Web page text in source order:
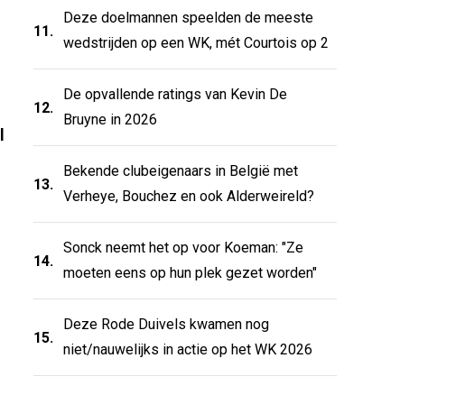
11.
Deze doelmannen speelden de meeste
wedstrijden op een WK, mét Courtois op 2
12.
De opvallende ratings van Kevin De
Bruyne in 2026
13.
Bekende clubeigenaars in België met
Verheye, Bouchez en ook Alderweireld?
14.
Sonck neemt het op voor Koeman: "Ze
moeten eens op hun plek gezet worden"
15.
Deze Rode Duivels kwamen nog
niet/nauwelijks in actie op het WK 2026